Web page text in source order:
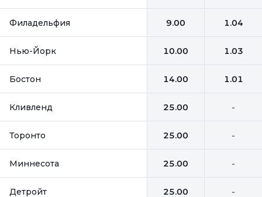
Филадельфия 9.00 1.04
Нью-Йорк 10.00 1.03
Бостон 14.00 1.01
Кливленд 25.00 -
Торонто 25.00 -
Миннесота 25.00 -
Детройт 25.00 -